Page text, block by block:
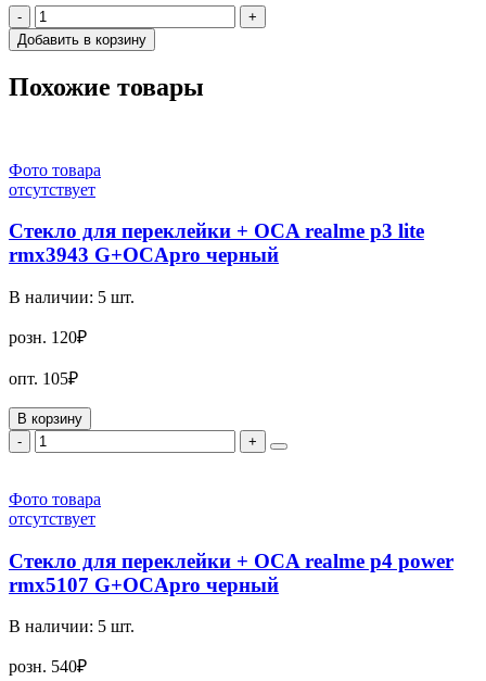
-
+
Добавить в корзину
Похожие товары
Фото товара
отсутствует
Стекло для переклейки + OCA realme p3 lite
rmx3943 G+OCApro черный
В наличии: 5 шт.
розн. 120₽
опт. 105₽
В корзину
-
+
Фото товара
отсутствует
Стекло для переклейки + OCA realme p4 power
rmx5107 G+OCApro черный
В наличии: 5 шт.
розн. 540₽